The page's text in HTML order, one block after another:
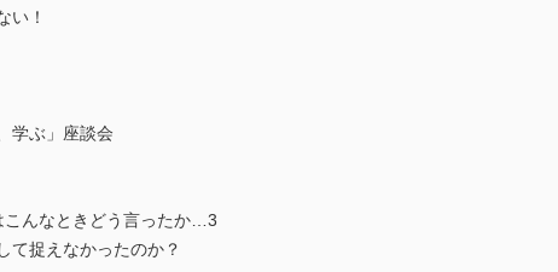
い！
学ぶ」座談会
こんなときどう言ったか…3
て捉えなかったのか？